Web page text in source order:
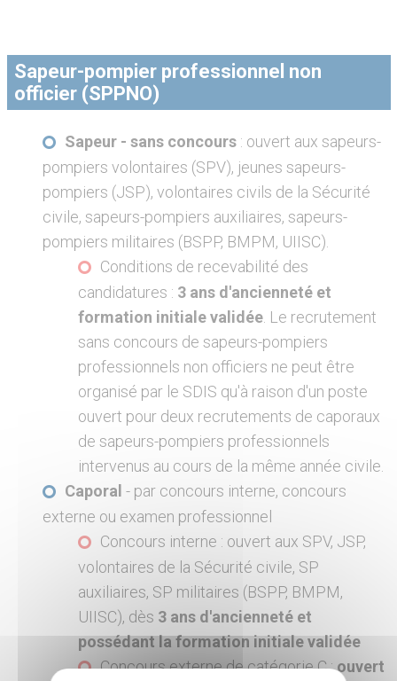
Sapeur-pompier professionnel non
officier (SPPNO)
Sapeur - sans concours: ouvert aux sapeurs-
pompiers volontaires (SPV), jeunes sapeurs-
pompiers (JSP), volontaires civils de la Sécurité
civile, sapeurs-pompiers auxiliaires, sapeurs-
pompiers militaires (BSPP, BMPM, UIISC).
Conditions de recevabilité des
candidatures : 3 ans d'ancienneté et
formation initiale validée. Le recrutement
sans concours de sapeurs-pompiers
professionnels non officiers ne peut être
organisé par le SDIS qu'à raison d'un poste
ouvert pour deux recrutements de caporaux
de sapeurs-pompiers professionnels
intervenus au cours de la même année civile.
Caporal - par concours interne, concours
externe ou examen professionnel
Concours interne : ouvert aux SPV, JSP,
volontaires de la Sécurité civile, SP
auxiliaires, SP militaires (BSPP, BMPM,
UIISC), dès 3 ans d'ancienneté et
possédant la formation initiale validée
Concours externe de catégorie C :ouvert